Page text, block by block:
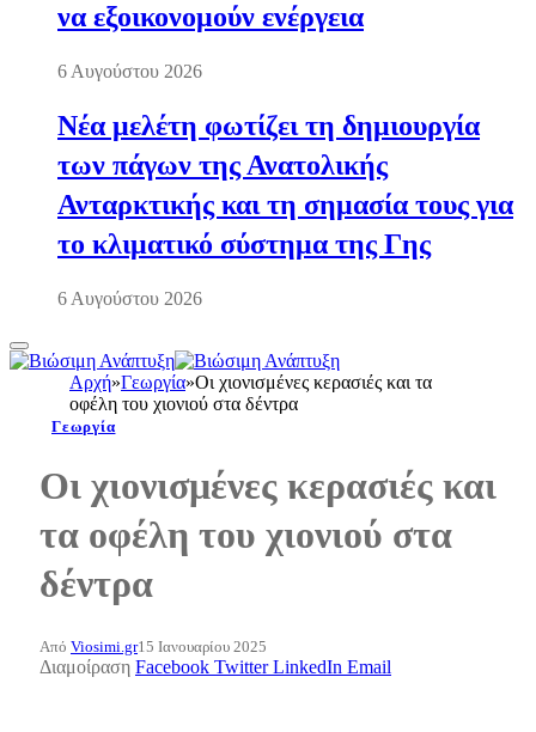
να εξοικονομούν ενέργεια
6 Αυγούστου 2026
Νέα μελέτη φωτίζει τη δημιουργία
των πάγων της Ανατολικής
Ανταρκτικής και τη σημασία τους για
το κλιματικό σύστημα της Γης
6 Αυγούστου 2026
Αρχή»Γεωργία»Οι χιονισμένες κερασιές και τα
οφέλη του χιονιού στα δέντρα
Γεωργία
Οι χιονισμένες κερασιές και
τα οφέλη του χιονιού στα
δέντρα
Από Viosimi.gr15 Ιανουαρίου 2025
Διαμοίραση Facebook Twitter LinkedIn Email